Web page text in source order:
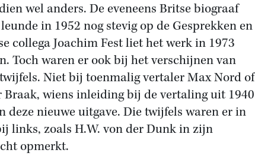
wel anders. De eveneens Britse biograaf
in 1952 nog stevig op de Gesprekken en
collega Joachim Fest liet het werk in 1973
Toch waren er ook bij het verschijnen van
Niet bij toenmalig vertaler Max Nord of
wiens inleiding bij de vertaling uit 1940
deze nieuwe uitgave. Die twijfels waren er in
links, zoals H.W. von der Dunk in zijn
opmerkt.